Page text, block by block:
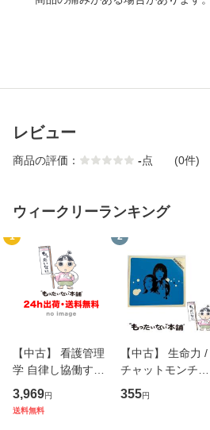
レビュー
商品の評価： -点 (0件)
ウィークリーランキング
1
【中古】 看護管理
学 自律し協働する
専門職の看護マネ
ジメントスキル 改
3,969円
送料無料
2
【中古】 生命力 /
チャットモンチー /
キューンレコード
[CD]【メール便送
355円